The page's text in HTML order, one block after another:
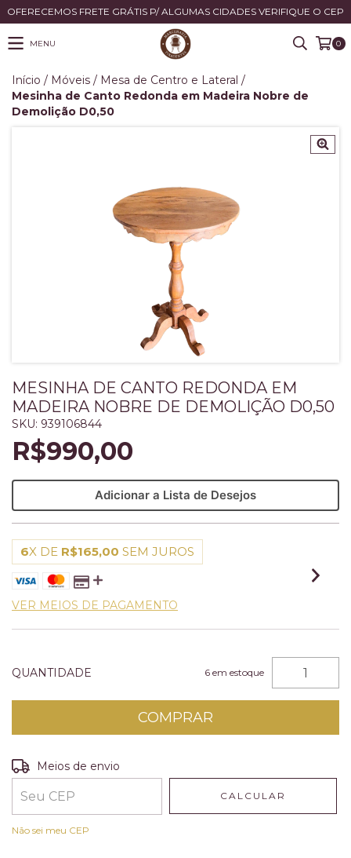
OFERECEMOS FRETE GRÁTIS P/ ALGUMAS CIDADES VERIFIQUE O CEP
MENU 0
Início / Móveis / Mesa de Centro e Lateral /
Mesinha de Canto Redonda em Madeira Nobre de
Demolição D0,50
MESINHA DE CANTO REDONDA EM
MADEIRA NOBRE DE DEMOLIÇÃO D0,50
SKU: 939106844
R$990,00
Adicionar a Lista de Desejos
6X DE R$165,00 SEM JUROS
VER MEIOS DE PAGAMENTO
QUANTIDADE 6 em estoque
Entregas para o CEP:
Meios de envio
CALCULAR
Não sei meu CEP